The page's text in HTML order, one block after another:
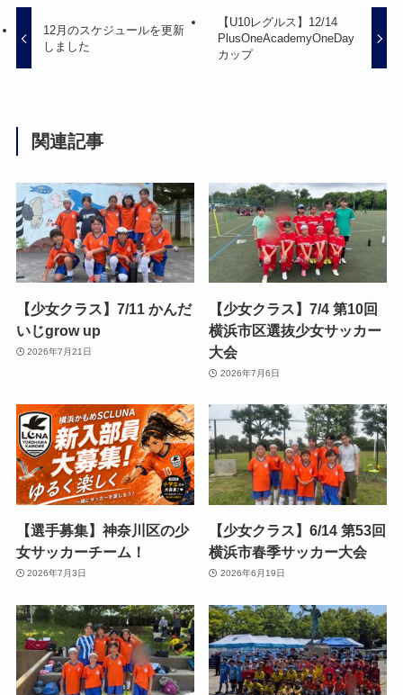
12月のスケジュールを更新
しました
【U10レグルス】12/14
PlusOneAcademyOneDay
カップ
関連記事
【少女クラス】7/11 かんだ
いじgrow up
2026年7月21日
【少女クラス】7/4 第10回
横浜市区選抜少女サッカー
大会
2026年7月6日
【選手募集】神奈川区の少
女サッカーチーム！
2026年7月3日
【少女クラス】6/14 第53回
横浜市春季サッカー大会
2026年6月19日